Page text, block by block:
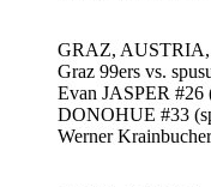
GRAZ, AUSTRIA,
Graz 99ers vs.
Evan JASPER #26
DONOHUE #33
Werner Krainbucher